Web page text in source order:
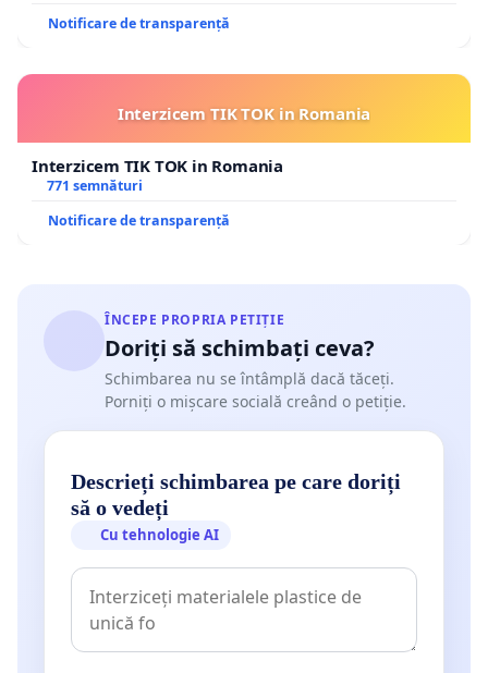
Notificare de transparență
Interzicem TIK TOK in Romania
Interzicem TIK TOK in Romania
771 semnături
Notificare de transparență
ÎNCEPE PROPRIA PETIȚIE
Doriți să schimbați ceva?
Schimbarea nu se întâmplă dacă tăceți.
Porniți o mișcare socială creând o petiție.
Descrieți schimbarea pe care doriți
să o vedeți
Cu tehnologie AI